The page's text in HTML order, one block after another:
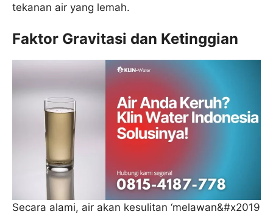
tekanan air yang lemah.
Faktor Gravitasi dan Ketinggian
Secara alami, air akan kesulitan ‘melawan&#x2019